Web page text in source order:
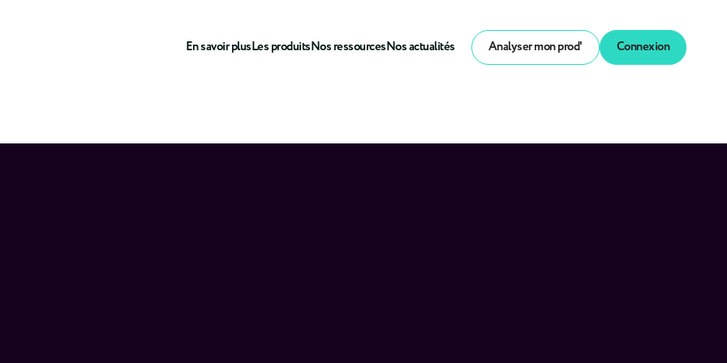
En savoir plusLes produitsNos ressourcesNos actualités Analyser mon prod' Connexion